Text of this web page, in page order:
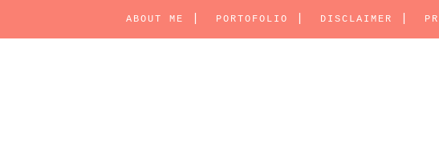
ABOUT ME PORTOFOLIO DISCLAIMER